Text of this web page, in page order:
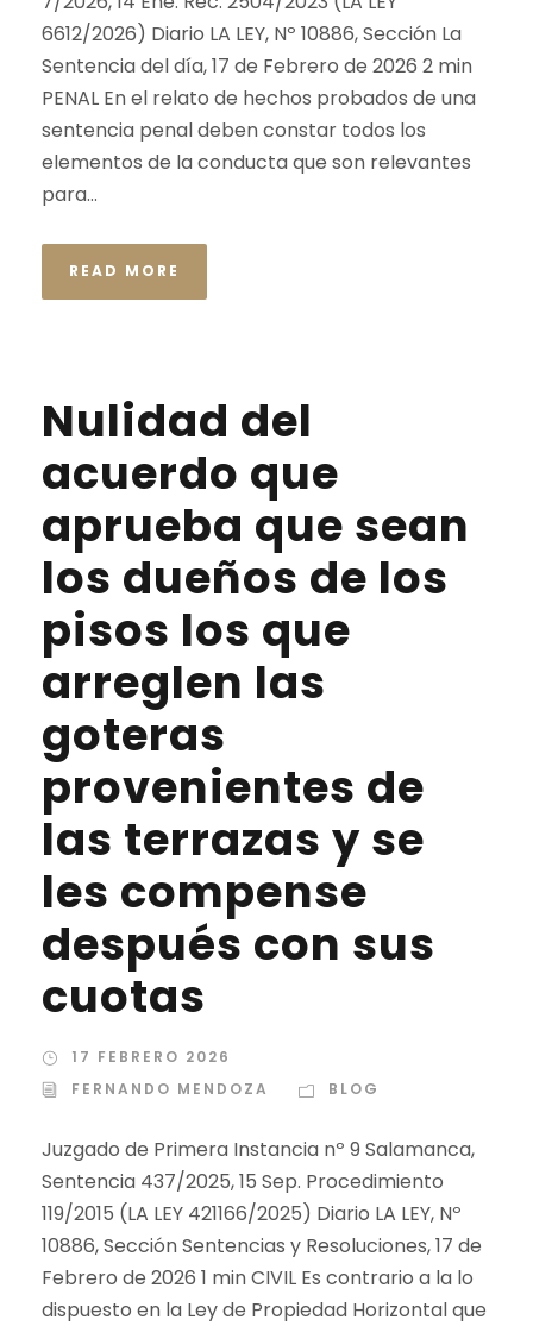
6612/2026) Diario LA LEY, Nº 10886, Sección La
Sentencia del día, 17 de Febrero de 2026 2 min
PENAL En el relato de hechos probados de una
sentencia penal deben constar todos los
elementos de la conducta que son relevantes
para...
READ MORE
Nulidad del
acuerdo que
aprueba que sean
los dueños de los
pisos los que
arreglen las
goteras
provenientes de
las terrazas y se
les compense
después con sus
cuotas
17 FEBRERO 2026
FERNANDO MENDOZA
BLOG
Juzgado de Primera Instancia nº 9 Salamanca,
Sentencia 437/2025, 15 Sep. Procedimiento
119/2015 (LA LEY 421166/2025) Diario LA LEY, Nº
10886, Sección Sentencias y Resoluciones, 17 de
Febrero de 2026 1 min CIVIL Es contrario a la lo
dispuesto en la Ley de Propiedad Horizontal que